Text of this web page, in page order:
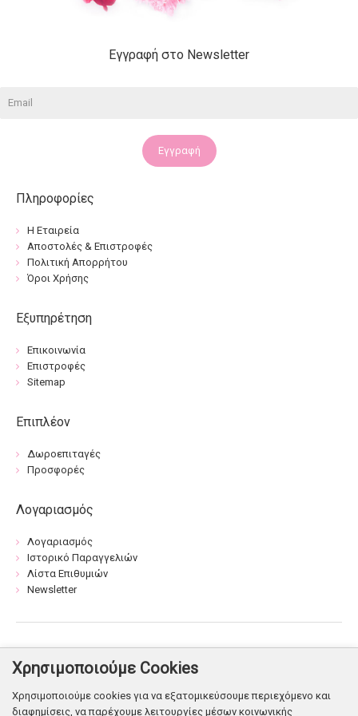
Εγγραφή στο Newsletter
Εγγραφή
Πληροφορίες
Η Εταιρεία
Αποστολές & Επιστροφές
Πολιτική Απορρήτου
Όροι Χρήσης
Εξυπηρέτηση
Επικοινωνία
Επιστροφές
Sitemap
Επιπλέον
Δωροεπιταγές
Προσφορές
Λογαριασμός
Λογαριασμός
Ιστορικό Παραγγελιών
Λίστα Επιθυμιών
Newsletter
Χρησιμοποιούμε Cookies
Χρησιμοποιούμε cookies για να εξατομικεύσουμε περιεχόμενο και
διαφημίσεις, να παρέχουμε λειτουργίες μέσων κοινωνικής